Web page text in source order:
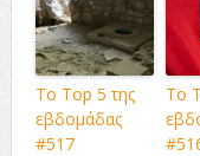
Το Top 5 της
εβδομάδας
#517
Το